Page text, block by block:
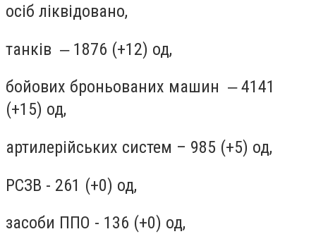
осіб ліквідовано,
танків ‒ 1876 (+12) од,
бойових броньованих машин ‒ 4141
(+15) од,
артилерійських систем – 985 (+5) од,
РСЗВ - 261 (+0) од,
засоби ППО - 136 (+0) од,